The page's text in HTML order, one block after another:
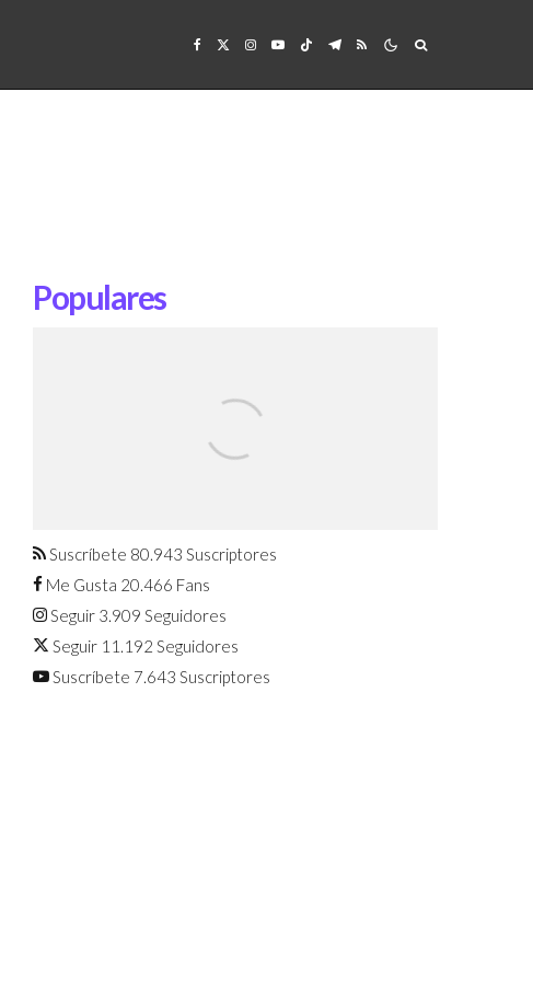
Populares
agosto
Suscríbete 80.943 Suscriptores
Me Gusta 20.466 Fans
Seguir 3.909 Seguidores
Seguir 11.192 Seguidores
Suscríbete 7.643 Suscriptores